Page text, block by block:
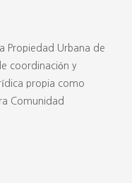
Propiedad Urbana de
coordinación y
propia como
Comunidad